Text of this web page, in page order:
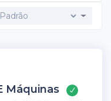
Máquinas